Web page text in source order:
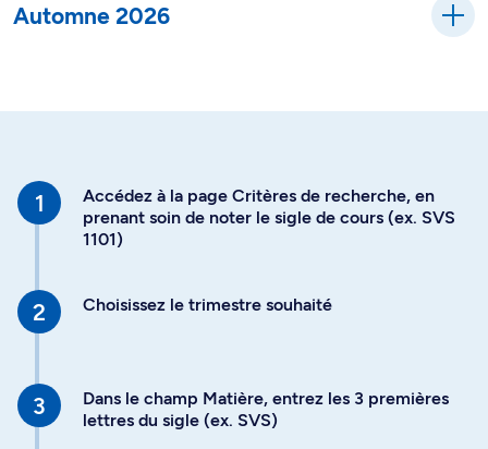
Automne 2026
Accédez à la page Critères de recherche, en
prenant soin de noter le sigle de cours (ex. SVS
1101)
Choisissez le trimestre souhaité
Dans le champ Matière, entrez les 3 premières
lettres du sigle (ex. SVS)